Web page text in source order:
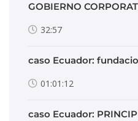
GOBIERNO
32:57
caso Ecuador:
01:01:12
caso Ecuador: